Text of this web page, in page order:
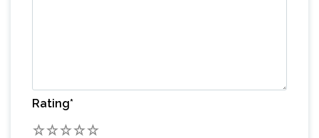
Rating*
5
4
3
2